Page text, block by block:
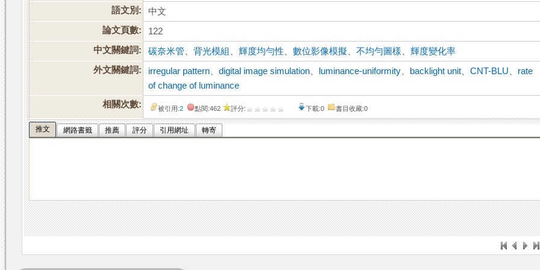
語文別:
中文
論文頁數:
122
中文關鍵詞:
碳奈米管 、背光模組 、輝度均勻性 、數位影像模擬 、不均勻圖樣 、輝度變化率
外文關鍵詞:
irregular pattern 、digital image simulation luminance-uniformity backlight unit 、CNT-BLU
rate
of change of luminance
相關次數:
被引用:2 點閱:462 評分: 下載:0 書目收藏:0
推文 網路書籤 推薦 評分 引用網址 轉寄